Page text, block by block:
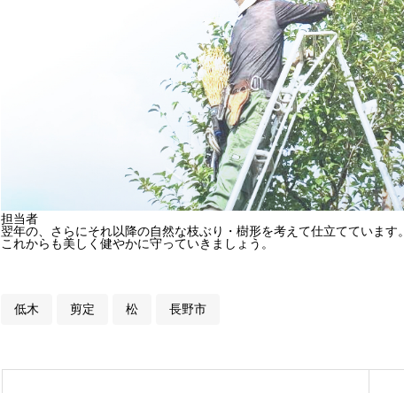
担当者
翌年の、さらにそれ以降の自然な枝ぶり・樹形を考えて仕立てています。
これからも美しく健やかに守っていきましょう。
低木 剪定 松 長野市